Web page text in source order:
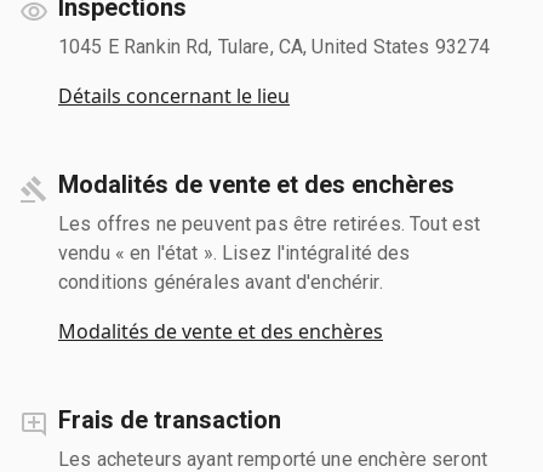
Inspections
1045 E Rankin Rd, Tulare, CA, United States 93274
Détails concernant le lieu
Modalités de vente et des enchères
Les offres ne peuvent pas être retirées. Tout est
vendu « en l'état ». Lisez l'intégralité des
conditions générales avant d'enchérir.
Modalités de vente et des enchères
Frais de transaction
Les acheteurs ayant remporté une enchère seront